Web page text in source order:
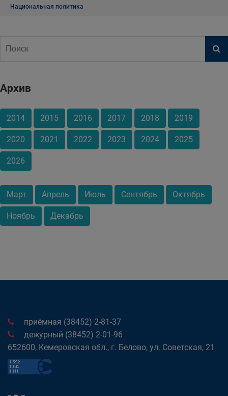
Национальная политика
Архив
2014 2015 2016 2017 2018 2019
2020 2021 2022 2023 2024 2025
2026
Март Апрель Июль Сентябрь Октябрь
Ноябрь Декабрь
приёмная (38452) 2-81-37
дежурный (38452) 2-01-96
652600, Кемеровская обл., г. Белово, ул. Советская, 21